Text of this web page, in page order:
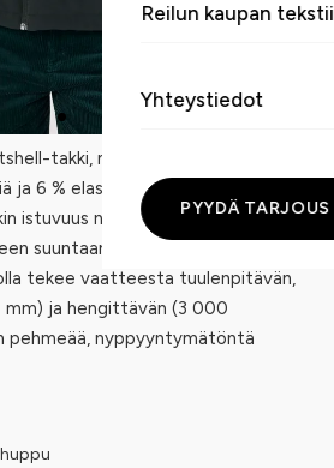
Reilun kaupan
Yhteystiedot
PYYDÄ TARJOUS
takki, materiaalina 94 %
6 % elastaania. Kankaan paino on
istuvuus normaali Medium Fit.
suuntaan joustava kangas
tekee vaatteesta tuulenpitävän,
mm) ja hengittävän (3 000
pehmeää, nyppyyntymätöntä